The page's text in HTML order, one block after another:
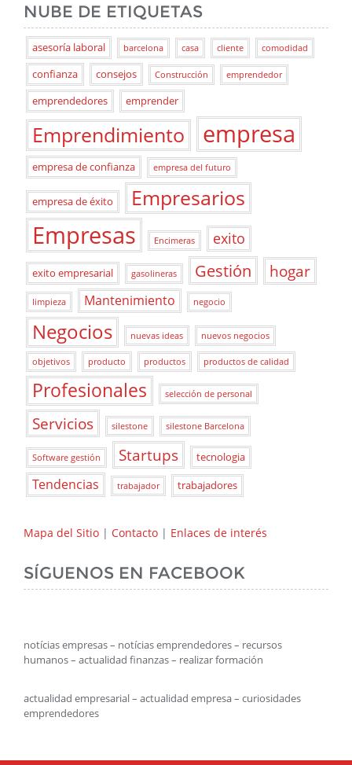
NUBE DE ETIQUETAS
asesoría laboral barcelona casa cliente comodidad
confianza consejos Construcción emprendedor
emprendedores emprender
Emprendimiento empresa
empresa de confianza empresa del futuro
empresa de éxito Empresarios
Empresas Encimeras exito
exito empresarial gasolineras Gestión hogar
limpieza Mantenimiento negocio
Negocios nuevas ideas nuevos negocios
objetivos producto productos productos de calidad
Profesionales selección de personal
Servicios silestone silestone Barcelona
Software gestión Startups tecnologia
Tendencias trabajador trabajadores
Mapa del Sitio | Contacto | Enlaces de interés
SÍGUENOS EN FACEBOOK
notícias empresas – notícias emprendedores – recursos
humanos – actualidad finanzas – realizar formación
actualidad empresarial – actualidad empresa – curiosidades
emprendedores